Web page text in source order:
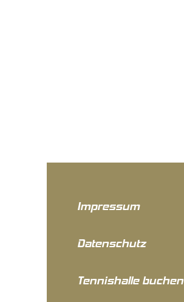
Impressum
Datenschutz
Tennishalle buchen